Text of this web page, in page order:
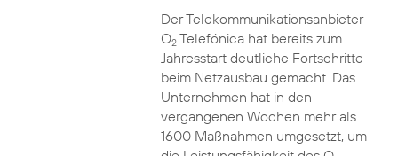
Der Telekommunikationsanbieter
O2Telefónica hat bereits zum
Jahresstart deutliche Fortschritte
beim Netzausbau gemacht. Das
Unternehmen hat in den
vergangenen Wochen mehr als
1600 Maßnahmen umgesetzt, um